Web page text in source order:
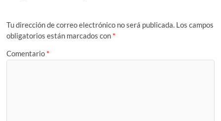
Tu dirección de correo electrónico no será publicada. Los campos
obligatorios están marcados con *
Comentario *